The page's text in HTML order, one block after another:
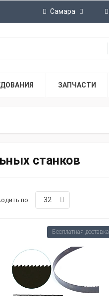
Самара
ЗАПЧАСТИ
станков
по: 32
Бесплатная доставка